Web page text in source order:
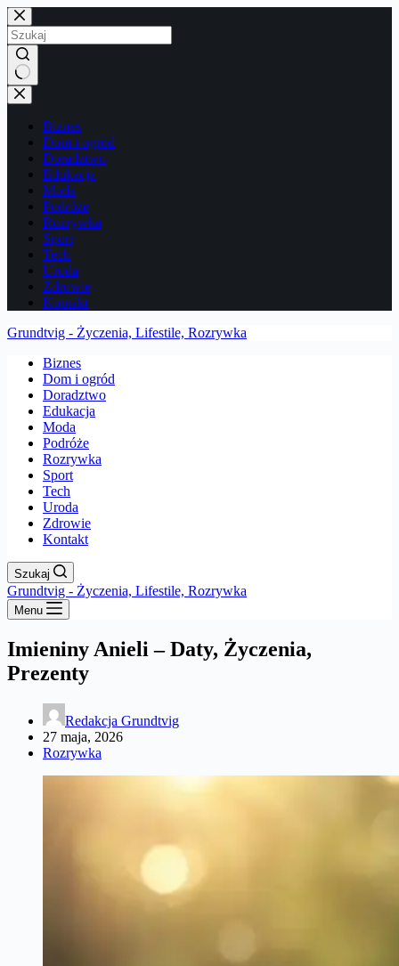
Przejdź
do
treści
Brak
wyników
Biznes
Dom i ogród
Doradztwo
Edukacja
Moda
Podróże
Rozrywka
Sport
Tech
Uroda
Zdrowie
Kontakt
Grundtvig - Życzenia, Lifestile, Rozrywka
Biznes
Dom i ogród
Doradztwo
Edukacja
Moda
Podróże
Rozrywka
Sport
Tech
Uroda
Zdrowie
Kontakt
Szukaj
Grundtvig - Życzenia, Lifestile, Rozrywka
Menu
Imieniny Anieli – Daty, Życzenia,
Prezenty
Redakcja Grundtvig
27 maja, 2026
Rozrywka